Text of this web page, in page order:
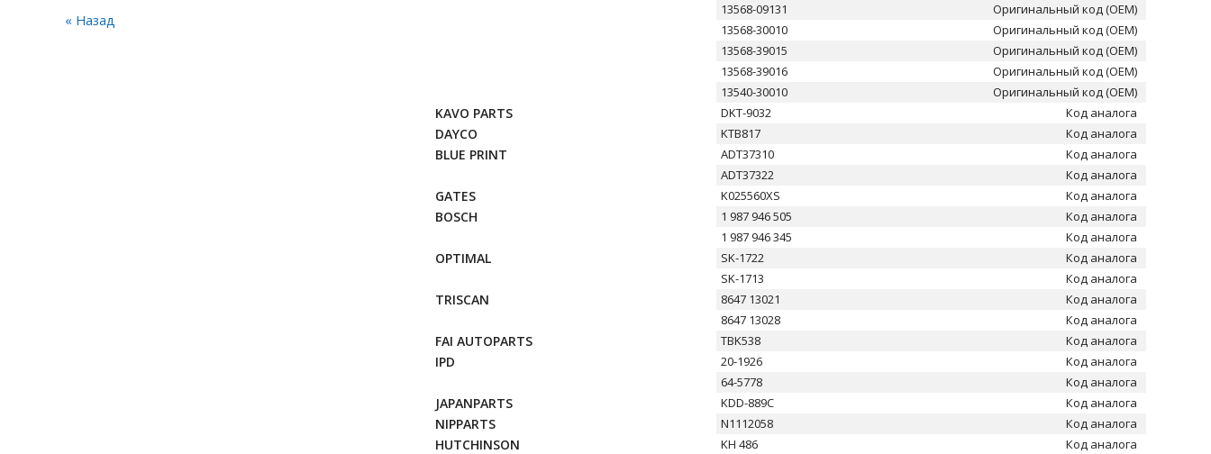
« Назад
13568-09131
Оригинальный код (OEM)
13568-30010
Оригинальный код (OEM)
13568-39015
Оригинальный код (OEM)
13568-39016
Оригинальный код (OEM)
13540-30010
Оригинальный код (OEM)
KAVO PARTS DKT-9032 Код аналога
DAYCO KTB817 Код аналога
BLUE PRINT ADT37310
Код аналога
ADT37322
Код аналога
GATES K025560XS Код аналога
BOSCH 1 987 946 505
Код аналога
1 987 946 345
Код аналога
OPTIMAL SK-1722
Код аналога
SK-1713
Код аналога
TRISCAN 8647 13021
Код аналога
8647 13028
Код аналога
FAI AUTOPARTS TBK538 Код аналога
IPD 20-1926
Код аналога
64-5778
Код аналога
JAPANPARTS KDD-889C Код аналога
NIPPARTS N1112058 Код аналога
HUTCHINSON KH 486 Код аналога